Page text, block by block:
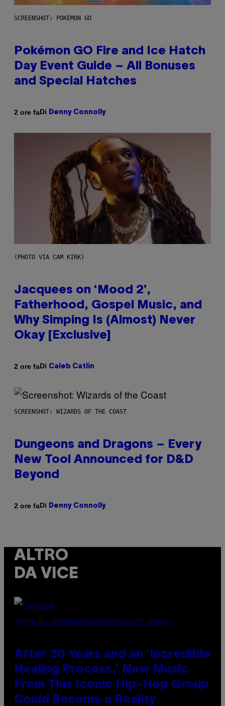
SCREENSHOT: POKEMON GO
Pokémon GO Fire and Ice Hatch
Day Event Guide – All Bonuses
and Special Hatches
2 ore faDi Denny Connolly
(PHOTO VIA CAM KIRK)
Jacquees on ‘Mood 2’,
Fatherhood, Gospel Music, and
Why Simping Is (Almost) Never
Okay [Exclusive]
2 ore faDi Caleb Catlin
SCREENSHOT: WIZARDS OF THE COAST
Dungeons and Dragons – Every
New Tool Announced for D&D
Beyond
2 ore faDi Denny Connolly
ALTRO
DA VICE
(PHOTO BY JEREMYCHANPHOTOGRAPHY/GETTY IMAGES)
After 30 Years and an ‘Incredible
Healing Process,’ New Music
From This Iconic Hip-Hop Group
Could Become a Reality